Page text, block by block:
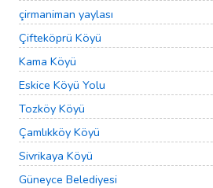
çirmaniman yaylası
Çifteköprü Köyü
Kama Köyü
Eskice Köyü Yolu
Tozköy Köyü
Çamlıkköy Köyü
Sivrikaya Köyü
Güneyce Belediyesi